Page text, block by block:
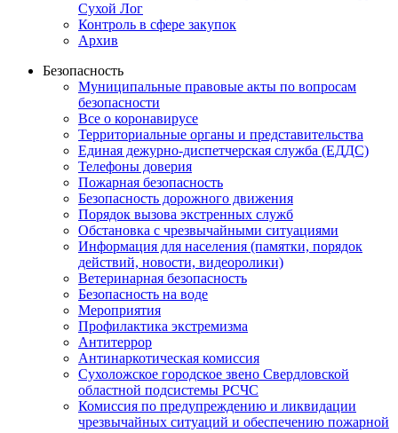
Сухой Лог
Контроль в сфере закупок
Архив
Безопасность
Муниципальные правовые акты по вопросам
безопасности
Все о коронавирусе
Территориальные органы и представительства
Единая дежурно-диспетчерская служба (ЕДДС)
Телефоны доверия
Пожарная безопасность
Безопасность дорожного движения
Порядок вызова экстренных служб
Обстановка с чрезвычайными ситуациями
Информация для населения (памятки, порядок
действий, новости, видеоролики)
Ветеринарная безопасность
Безопасность на воде
Мероприятия
Профилактика экстремизма
Антитеррор
Антинаркотическая комиссия
Сухоложское городское звено Свердловской
областной подсистемы РСЧС
Комиссия по предупреждению и ликвидации
чрезвычайных ситуаций и обеспечению пожарной